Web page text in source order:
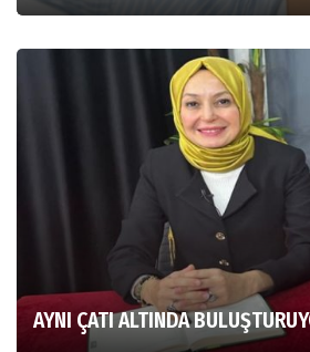
AYNI ÇATI ALTINDA